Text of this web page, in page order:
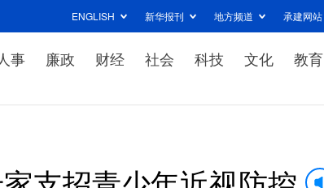
ENGLISH 新华报刊 地方频道 承建网站
人事 廉政 财经 社会 科技 文化 教育